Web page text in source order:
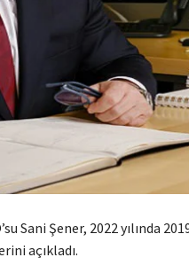
Sani Şener, 2022 yılında
açıkladı.